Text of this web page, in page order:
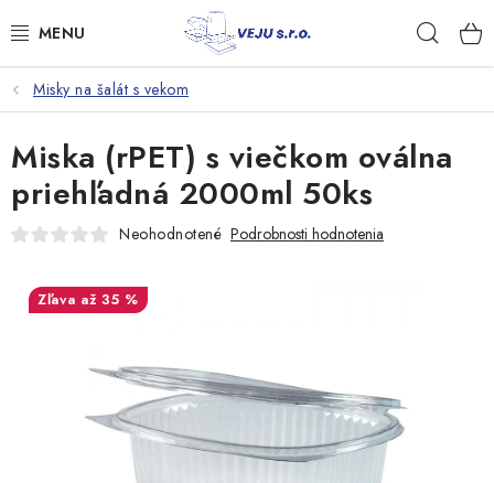
na
TAŠKY A VRECKÁ
FÓLIE, PAPIER, RUKAVICE
JEDNORÁZOVÝ RIAD
PÁSKY A DOPLNKY
Doprava a platba
Misky na šalát s vekom
Miska (rPET) s viečkom oválna
priehľadná 2000ml 50ks
Neohodnotené Podrobnosti hodnotenia
až 35 %